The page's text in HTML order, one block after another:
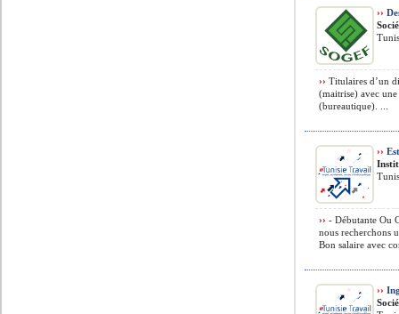
››
›› Titulaires d’un
(maitrise) avec
(bureautique). ...
››
›› - Débutante Ou
nous recherchons
Bon salaire avec
››